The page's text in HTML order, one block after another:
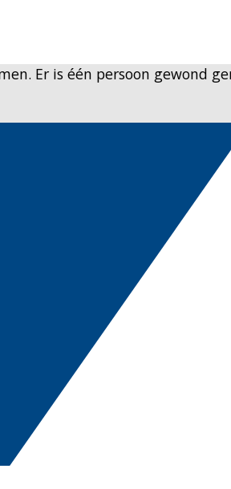
CIN-
Er is één persoon gewond